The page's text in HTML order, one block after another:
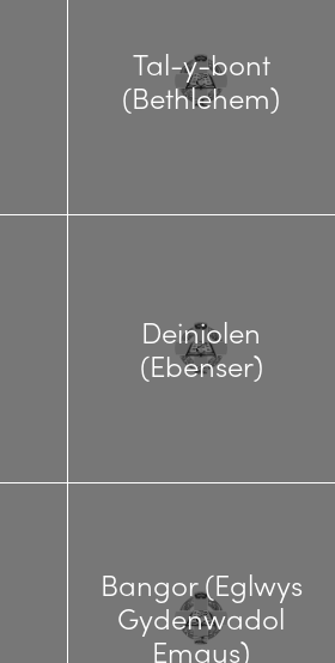
Tal-y-bont
(Bethlehem)
Deiniolen
(Ebenser)
Bangor (Eglwys
Gydenwadol
Emaus)